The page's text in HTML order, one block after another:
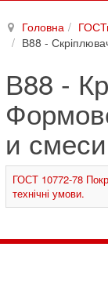
Головна
В88 -
В88 -
и смеси
ГОСТ 10772-78
технічні умови.